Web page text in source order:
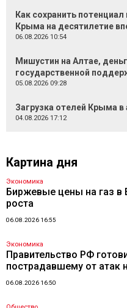
Как сохранить
Крыма на десятилетие
06.08.2026 10:54
Мишустин на Алтае,
государственной
05.08.2026 09:28
Загрузка отелей Крыма в
04.08.2026 17:12
Картина дня
Экономика
Биржевые цены на газ в
роста
06.08.2026 16:55
Экономика
Правительство РФ
пострадавшему от атак
06.08.2026 16:50